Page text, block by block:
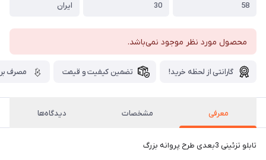
58
30
ایران
محصول مورد نظر موجود نمی‌باشد.
گارانتی از لحظه خرید! تضمین کیفیت و قیمت مصرف
معرفی مشخصات دیدگاه‌ها
تابلو تزئینی 3بعدی طرح پروانه بزرگ